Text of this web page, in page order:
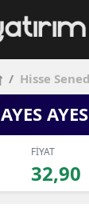
/ Hisse
AYES
FİYAT
32,90